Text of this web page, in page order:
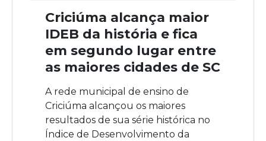
Criciúma alcança maior
IDEB da história e fica
em segundo lugar entre
as maiores cidades de SC
A rede municipal de ensino de
Criciúma alcançou os maiores
resultados de sua série histórica no
Índice de Desenvolvimento da